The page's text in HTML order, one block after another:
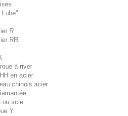
Lube"
R
RR
à river
en acier
chinois acier
ou scie
Y